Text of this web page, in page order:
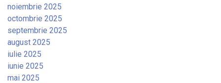
noiembrie 2025
octombrie 2025
septembrie 2025
august 2025
iulie 2025
iunie 2025
mai 2025